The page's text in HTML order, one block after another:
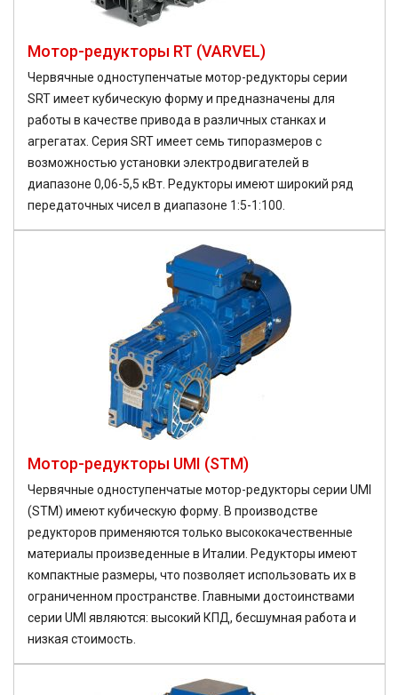
Мотор-редукторы RT (VARVEL)
Червячные одноступенчатые мотор-редукторы серии
SRT имеет кубическую форму и предназначены для
работы в качестве привода в различных станках и
агрегатах. Серия SRT имеет семь типоразмеров с
возможностью установки электродвигателей в
диапазоне 0,06-5,5 кВт. Редукторы имеют широкий ряд
передаточных чисел в диапазоне 1:5-1:100.
Мотор-редукторы UMI (STM)
Червячные одноступенчатые мотор-редукторы серии UMI
(STM) имеют кубическую форму. В производстве
редукторов применяются только высококачественные
материалы произведенные в Италии. Редукторы имеют
компактные размеры, что позволяет использовать их в
ограниченном пространстве. Главными достоинствами
серии UMI являются: высокий КПД, бесшумная работа и
низкая стоимость.